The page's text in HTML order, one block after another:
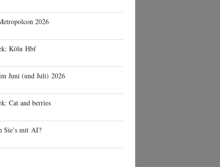
2026
Köln Hbf
Juni (und Juli) 2026
Cat and berries
Sie’s mit AI?